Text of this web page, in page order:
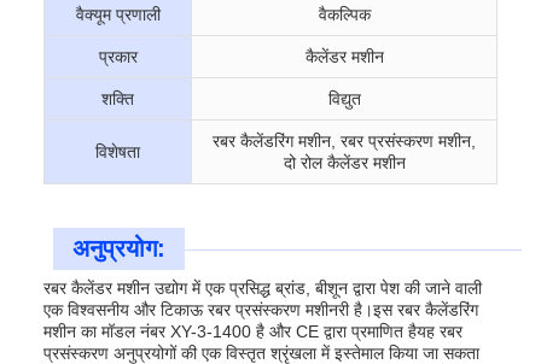
वैक्यूम प्रणाली वैकल्पिक
प्रकार कैलेंडर मशीन
शक्ति विद्युत
विशेषता
रबर कैलेंडरिंग मशीन, रबर प्रसंस्करण मशीन,
दो रोल कैलेंडर मशीन
अनुप्रयोग:
रबर कैलेंडर मशीन उद्योग में एक प्रसिद्ध ब्रांड, बीशून द्वारा पेश की जाने वाली
एक विश्वसनीय और टिकाऊ रबर प्रसंस्करण मशीनरी है।इस रबर कैलेंडरिंग
मशीन का मॉडल नंबर XY-3-1400 है और CE द्वारा प्रमाणित हैयह रबर
प्रसंस्करण अनुप्रयोगों की एक विस्तृत श्रृंखला में इस्तेमाल किया जा सकता